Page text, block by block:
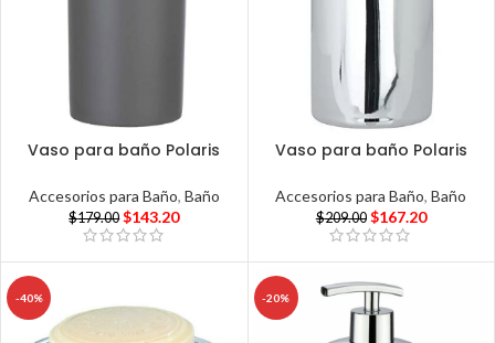
Vaso para baño Polaris
Accesorios para Baño, Baño
$179.00 $143.20
Vaso para baño Polaris
Accesorios para Baño,Baño
$209.00 $167.20
-40% -20%